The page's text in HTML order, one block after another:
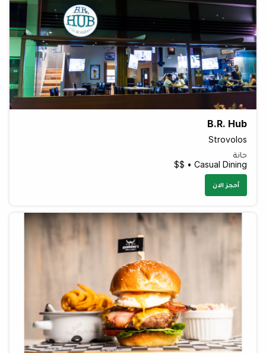
B.R. Hub
Strovolos
حانة
Casual Dining • $$
أحجز الان